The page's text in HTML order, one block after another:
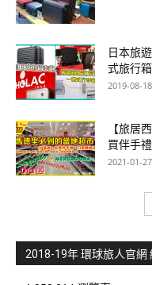
日本旅
式旅行箱
2019-08-18
【旅居
買伴手
2021-01-27
2018-19年 環球旅人官網